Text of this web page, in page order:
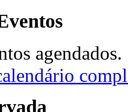
agendados.